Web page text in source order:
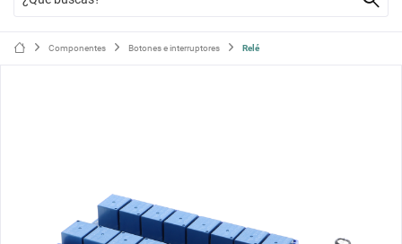
Componentes Botones e interruptores Relé